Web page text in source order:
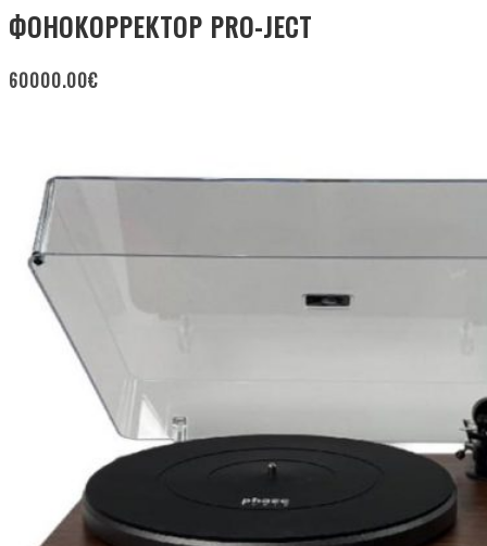
ФОНОКОРРЕКТОР PRO-JECT
60000.00€